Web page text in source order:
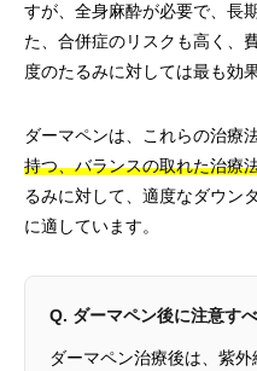
すが、全身麻酔が必要で、長
た、合併症のリスクも高く、
度のたるみに対しては最も効
ダーマペンは、これらの治療
持つ、バランスの取れた治療
るみに対して、適度なダウン
に適しています。
Q. ダーマペン後に注意す
ダーマペン治療後は、紫